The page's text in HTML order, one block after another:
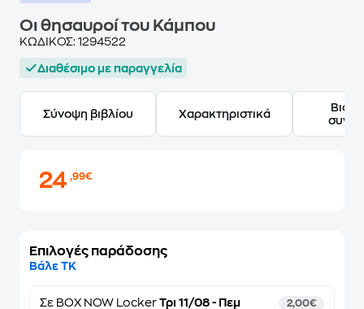
Οι θησαυροί του Κάμπου
ΚΩΔΙΚΟΣ: 1294522
Διαθέσιμο με παραγγελία
Σύνοψη βιβλίου Χαρακτηριστικά
24,99€
Επιλογές παράδοσης
Βάλε ΤΚ
Σε BOX NOW Locker Τρι 11/08 - Πεμ
2,00€